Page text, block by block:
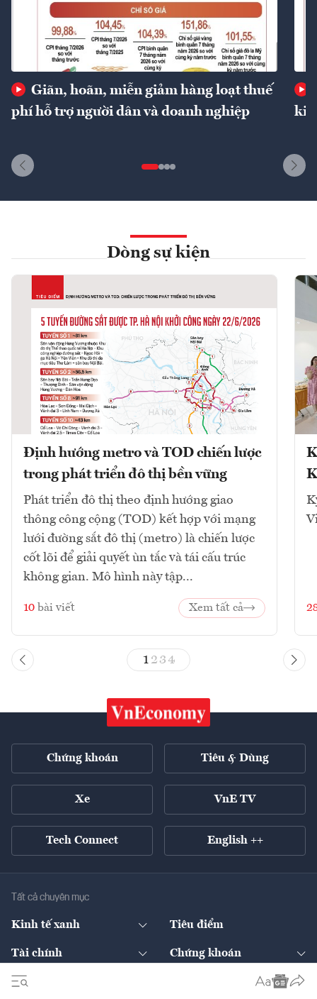
Giãn, hoãn, miễn giảm hàng loạt thuế
phí hỗ trợ người dân và doanh nghiệp
Dòng sự kiện
Định hướng metro và TOD chiến lược
trong phát triển đô thị bền vững
Phát triển đô thị theo định hướng giao
thông công cộng (TOD) kết hợp với mạng
lưới đường sắt đô thị (metro) là chiến lược
cốt lõi để giải quyết ùn tắc và tái cấu trúc
không gian. Mô hình này tập...
10 bài viết Xem tất cả
1 23 4
Chứng khoán Tiêu & Dùng
Xe VnE TV
Tech Connect English ++
Tất cả chuyên mục
Kinh tế xanh Tiêu điểm
Tài chính
Ngân hàng
Chứng khoán
Doanh nghiệp niêm yết
Kinh tế số